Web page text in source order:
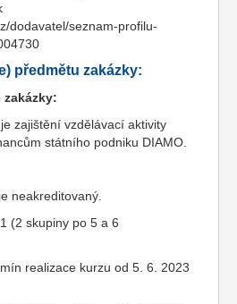
dodavatel/seznam-profilu-
předmětu zakázky:
zakázky:
zajištění vzdělávací aktivity
státního podniku DIAMO.
neakreditovaný.
(2 skupiny po 5 a 6
realizace kurzu od 5. 6. 2023